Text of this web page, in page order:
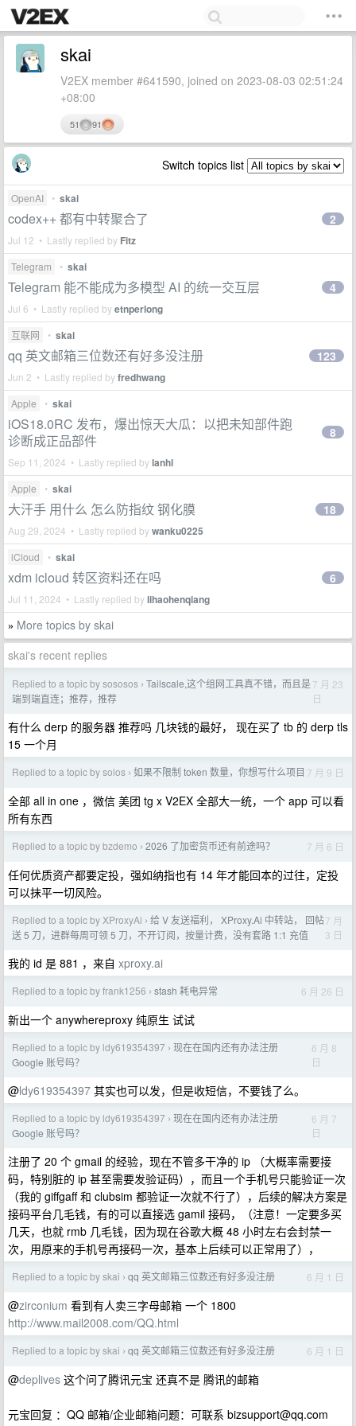
skai
V2EX member #641590, joined on 2023-08-03 02:51:24
+08:00
51 91
Switch topics list
OpenAI • skai
codex++ 都有中转聚合了
Jul 12 • Lastly replied by Fitz
2
Telegram • skai
Telegram 能不能成为多模型 AI 的统一交互层
Jul 6 • Lastly replied byetnperlong
4
互联网 • skai
qq 英文邮箱三位数还有好多没注册
Jun 2 • Lastly replied byfredhwang
123
Apple • skai
iOS18.0RC 发布，爆出惊天大瓜：以把未知部件跑
诊断成正品部件
Sep 11, 2024 • Lastly replied bylanhl
8
Apple • skai
大汗手 用什么 怎么防指纹 钢化膜
Aug 29, 2024 • Lastly replied bywanku0225
18
iCloud • skai
xdm icloud 转区资料还在吗
Jul 11, 2024 • Lastly replied bylihaohenqiang
6
» More topics by skai
skai's recent replies
Replied to a topic by sososos › Tailscale,这个组网工具真不错，而且是
端到端直连；推荐，推荐
7 月 23
日
有什么 derp 的服务器 推荐吗 几块钱的最好， 现在买了 tb 的 derp tls
15 一个月
Replied to a topic by solos › 如果不限制 token 数量，你想写什么项目 7 月 9 日
全部 all in one ，微信 美团 tg x V2EX 全部大一统，一个 app 可以看
所有东西
Replied to a topic by bzdemo › 2026 了加密货币还有前途吗？ 7 月 6 日
任何优质资产都要定投，强如纳指也有 14 年才能回本的过往，定投
可以抹平一切风险。
Replied to a topic by XProxyAi › 给 V 友送福利， XProxy.Ai 中转站， 回帖
送 5 刀，进群每周可领 5 刀，不开订阅，按量计费，没有套路 1:1 充值
7 月
3 日
我的 id 是 881 ，来自 xproxy.ai
Replied to a topic by frank1256 › stash 耗电异常 6 月 26 日
新出一个 anywhereproxy 纯原生 试试
Replied to a topic by ldy619354397 › 现在在国内还有办法注册
Google 账号吗？
6 月 8
日
@ldy619354397 其实也可以发，但是收短信，不要钱了么。
Replied to a topic by ldy619354397 › 现在在国内还有办法注册
Google 账号吗？
6 月 7
日
注册了 20 个 gmail 的经验，现在不管多干净的 ip （大概率需要接
码，特别脏的 ip 甚至需要发验证码），而且一个手机号只能验证一次
（我的 giffgaff 和 clubsim 都验证一次就不行了），后续的解决方案是
接码平台几毛钱，有的可以直接选 gamil 接码，（注意！一定要多买
几天，也就 rmb 几毛钱，因为现在谷歌大概 48 小时左右会封禁一
次，用原来的手机号再接码一次，基本上后续可以正常用了），
Replied to a topic by skai › qq 英文邮箱三位数还有好多没注册 6 月 1 日
@zirconium 看到有人卖三字母邮箱 一个 1800
http://www.mail2008.com/QQ.html
Replied to a topic by skai › qq 英文邮箱三位数还有好多没注册 6 月 1 日
@deplives 这个问了腾讯元宝 还真不是 腾讯的邮箱
元宝回复 ：QQ 邮箱/企业邮箱问题：可联系 bizsupport@qq.com